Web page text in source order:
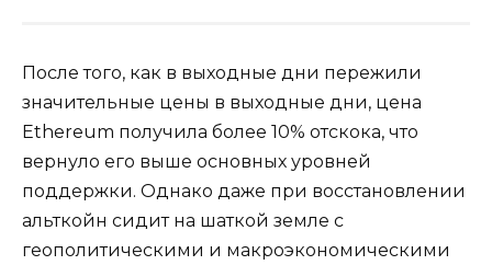
После того, как в выходные дни пережили
значительные цены в выходные дни, цена
Ethereum получила более 10% отскока, что
вернуло его выше основных уровней
поддержки. Однако даже при восстановлении
альткойн сидит на шаткой земле с
геополитическими и макроэкономическими